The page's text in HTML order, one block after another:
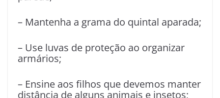
– Mantenha a grama do quintal aparada;
– Use luvas de proteção ao organizar
armários;
– Ensine aos filhos que devemos manter
distância de alguns animais e insetos;